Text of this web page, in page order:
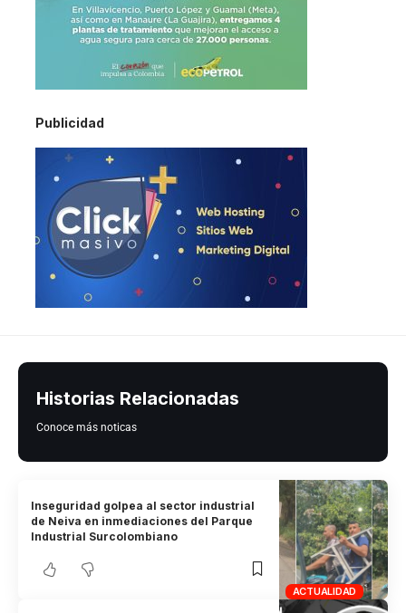
Publicidad
Historias Relacionadas
Conoce más noticas
ACTUALIDAD
Inseguridad golpea al sector industrial
de Neiva en inmediaciones del Parque
Industrial Surcolombiano